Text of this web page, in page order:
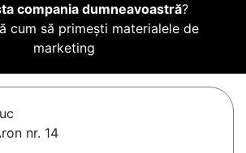
compania dumneavoastră?
cum să primești materialele de
marketing
nr. 14